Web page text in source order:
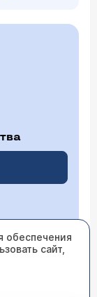
обеспечения
сайт,